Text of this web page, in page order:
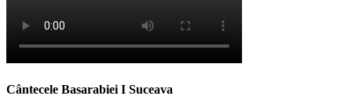
Cântecele Basarabiei I Suceava